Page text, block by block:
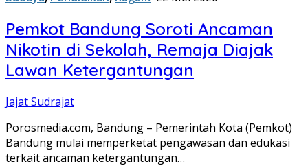
Pemkot Bandung Soroti Ancaman
Nikotin di Sekolah, Remaja Diajak
Lawan Ketergantungan
Jajat Sudrajat
Porosmedia.com, Bandung – Pemerintah Kota (Pemkot)
Bandung mulai memperketat pengawasan dan edukasi
terkait ancaman ketergantungan…